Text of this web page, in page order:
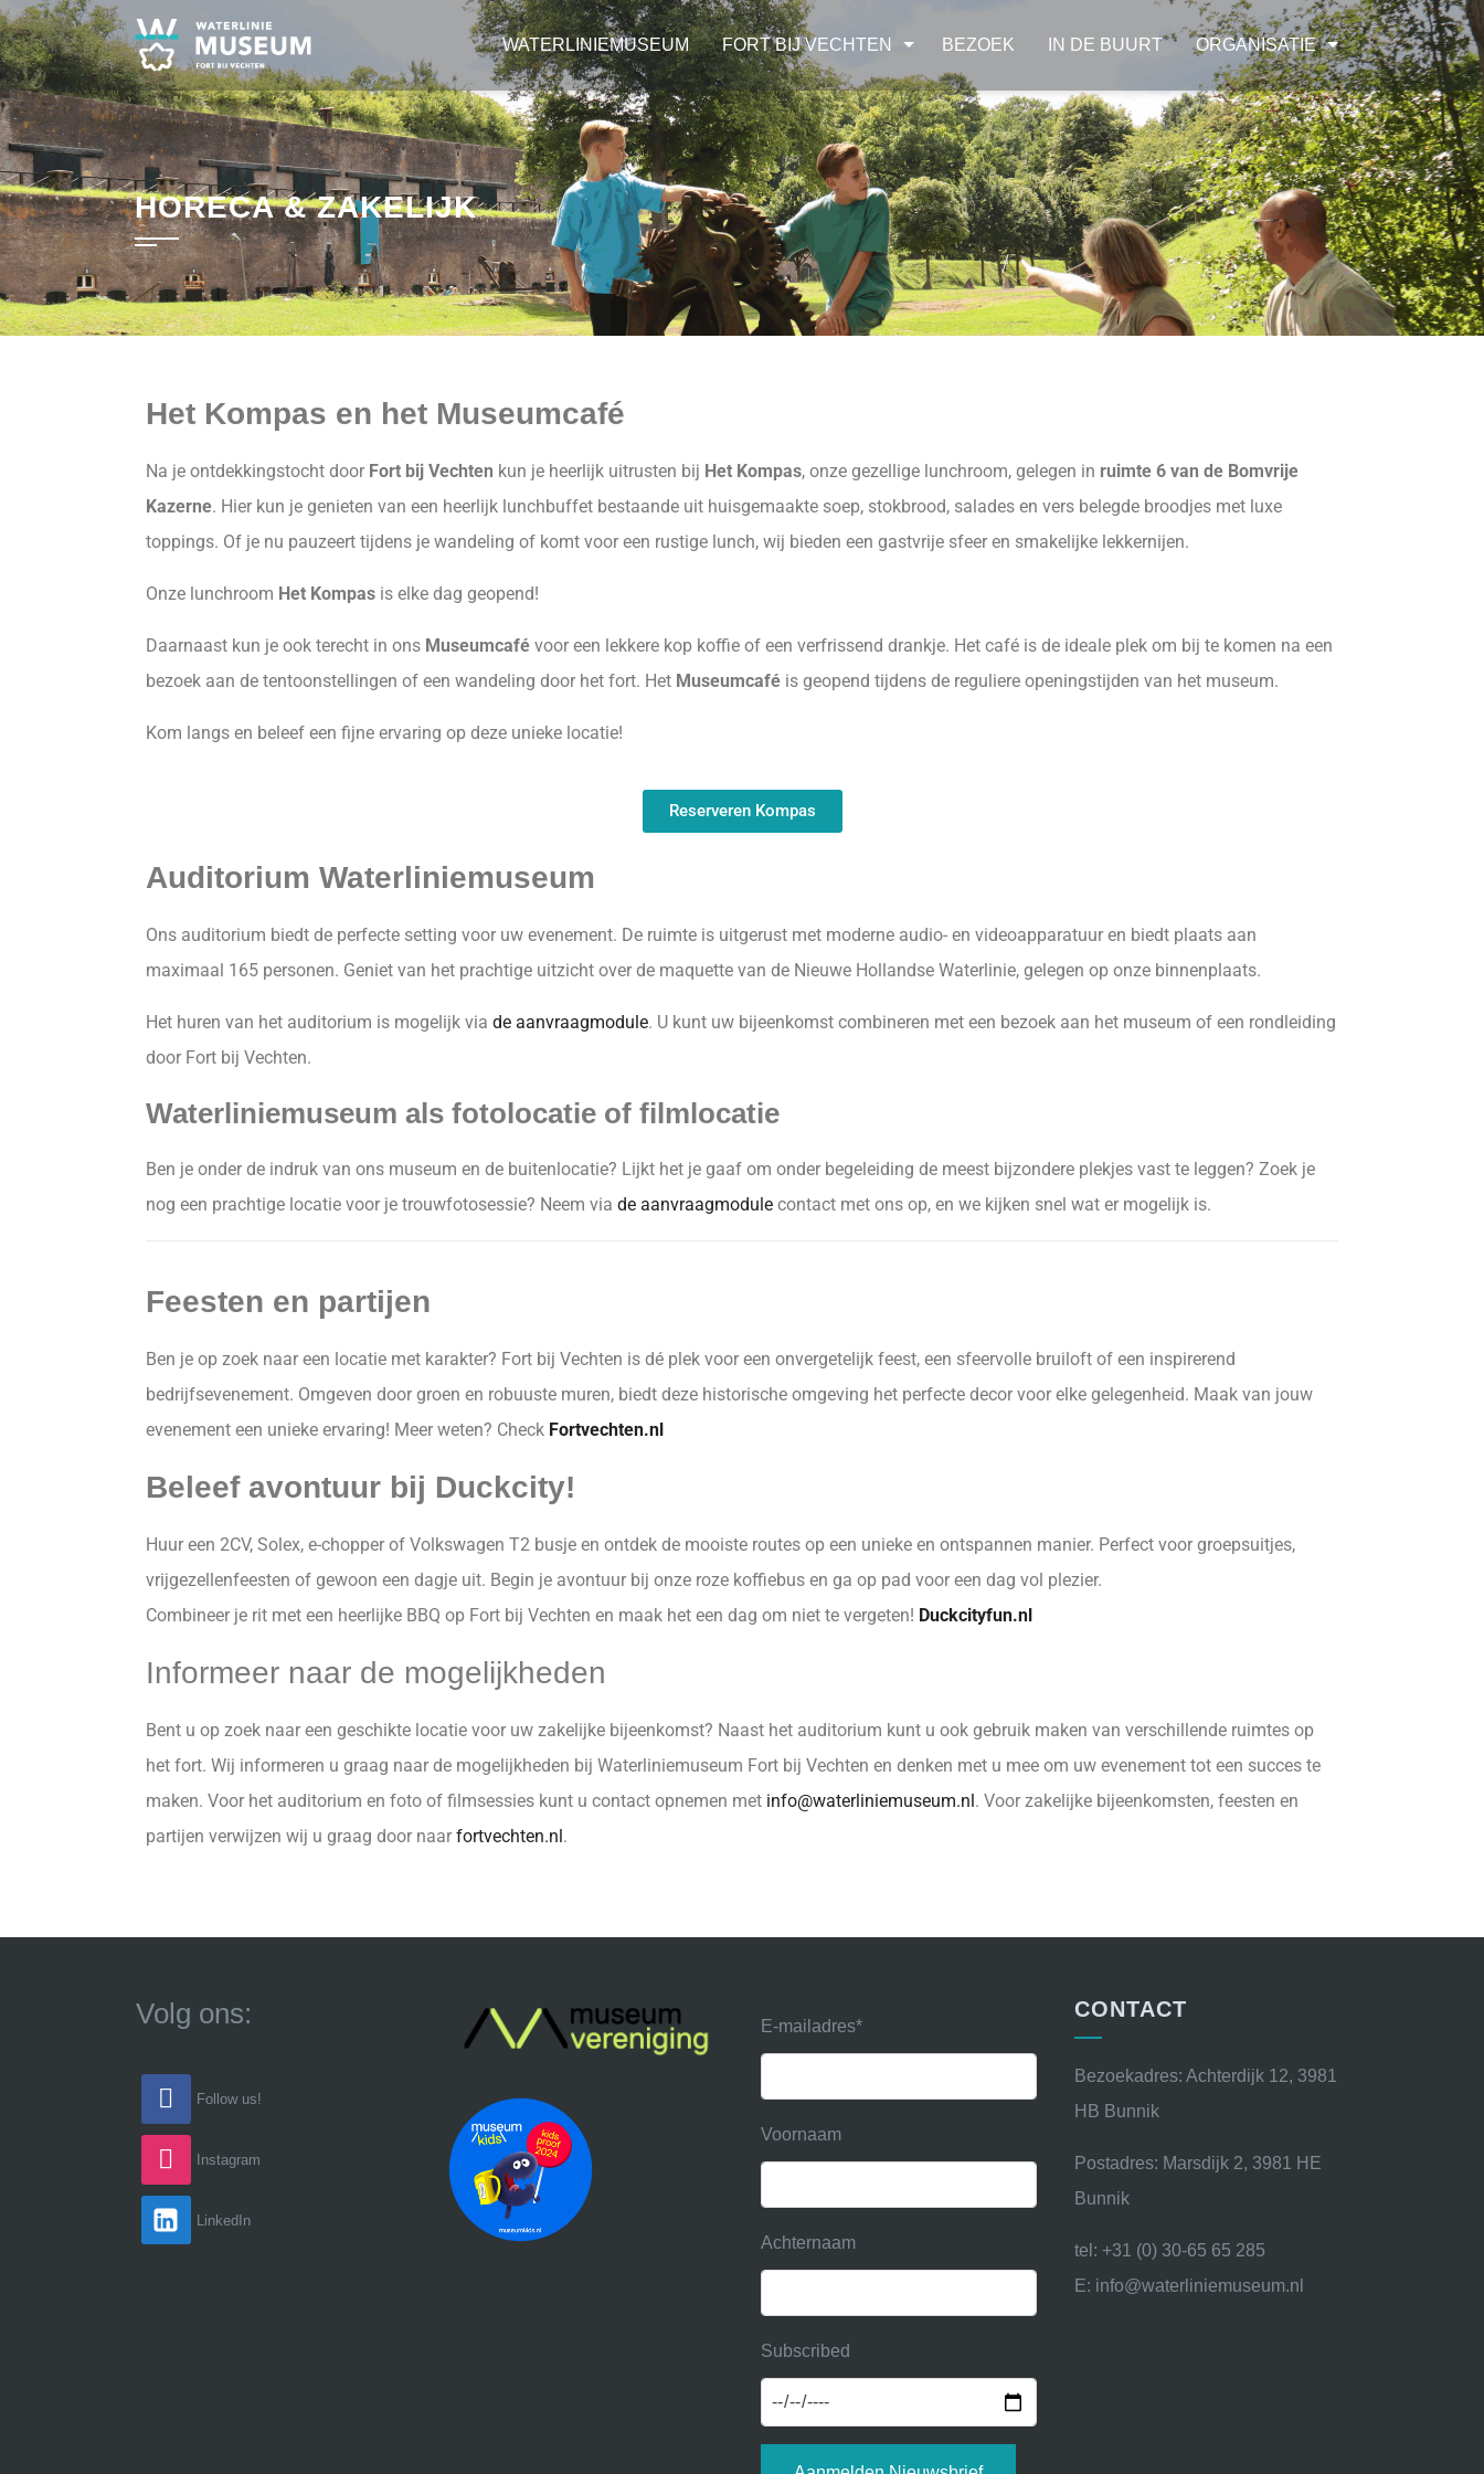
WATERLINIEMUSEUM FORT BIJ VECHTEN BEZOEK IN DE BUURT ORGANISATIE
HORECA & ZAKELIJK
Het Kompas en het Museumcafé
Na je ontdekkingstocht door Fort bij Vechten kun je heerlijk uitrusten bij Het Kompas, onze gezellige lunchroom, gelegen in ruimte 6 van de Bomvrije
Kazerne. Hier kun je genieten van een heerlijk lunchbuffet bestaande uit huisgemaakte soep, stokbrood, salades en vers belegde broodjes met luxe
toppings. Of je nu pauzeert tijdens je wandeling of komt voor een rustige lunch, wij bieden een gastvrije sfeer en smakelijke lekkernijen.
Onze lunchroom Het Kompas is elke dag geopend!
Daarnaast kun je ook terecht in ons Museumcafé voor een lekkere kop koffie of een verfrissend drankje. Het café is de ideale plek om bij te komen na een
bezoek aan de tentoonstellingen of een wandeling door het fort. Het Museumcafé is geopend tijdens de reguliere openingstijden van het museum.
Kom langs en beleef een fijne ervaring op deze unieke locatie!
Reserveren Kompas
Auditorium Waterliniemuseum
Ons auditorium biedt de perfecte setting voor uw evenement. De ruimte is uitgerust met moderne audio- en videoapparatuur en biedt plaats aan
maximaal 165 personen. Geniet van het prachtige uitzicht over de maquette van de Nieuwe Hollandse Waterlinie, gelegen op onze binnenplaats.
Het huren van het auditorium is mogelijk via de aanvraagmodule. U kunt uw bijeenkomst combineren met een bezoek aan het museum of een rondleiding
door Fort bij Vechten.
Waterliniemuseum als fotolocatie of filmlocatie
Ben je onder de indruk van ons museum en de buitenlocatie? Lijkt het je gaaf om onder begeleiding de meest bijzondere plekjes vast te leggen? Zoek je
nog een prachtige locatie voor je trouwfotosessie? Neem via de aanvraagmodule contact met ons op, en we kijken snel wat er mogelijk is.
Feesten en partijen
Ben je op zoek naar een locatie met karakter? Fort bij Vechten is dé plek voor een onvergetelijk feest, een sfeervolle bruiloft of een inspirerend
bedrijfsevenement. Omgeven door groen en robuuste muren, biedt deze historische omgeving het perfecte decor voor elke gelegenheid. Maak van jouw
evenement een unieke ervaring! Meer weten? Check Fortvechten.nl
Beleef avontuur bij Duckcity!
Huur een 2CV, Solex, e-chopper of Volkswagen T2 busje en ontdek de mooiste routes op een unieke en ontspannen manier. Perfect voor groepsuitjes,
vrijgezellenfeesten of gewoon een dagje uit. Begin je avontuur bij onze roze koffiebus en ga op pad voor een dag vol plezier.
Combineer je rit met een heerlijke BBQ op Fort bij Vechten en maak het een dag om niet te vergeten! Duckcityfun.nl
Informeer naar de mogelijkheden
Bent u op zoek naar een geschikte locatie voor uw zakelijke bijeenkomst? Naast het auditorium kunt u ook gebruik maken van verschillende ruimtes op
het fort. Wij informeren u graag naar de mogelijkheden bij Waterliniemuseum Fort bij Vechten en denken met u mee om uw evenement tot een succes te
maken. Voor het auditorium en foto of filmsessies kunt u contact opnemen met info@waterliniemuseum.nl. Voor zakelijke bijeenkomsten, feesten en
partijen verwijzen wij u graag door naar fortvechten.nl.
Volg ons:
Follow us!
Instagram
LinkedIn
E-mailadres*
Voornaam
Achternaam
Subscribed
CONTACT
Bezoekadres: Achterdijk 12, 3981
HB Bunnik
Postadres: Marsdijk 2, 3981 HE
Bunnik
tel: +31 (0) 30-65 65 285
E: info@waterliniemuseum.nl